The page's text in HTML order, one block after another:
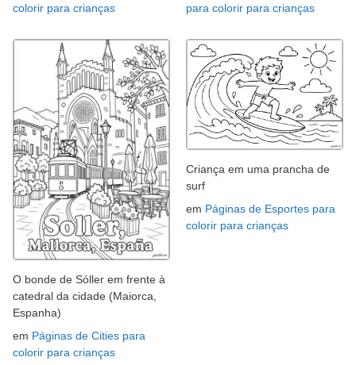
colorir para crianças
para colorir para crianças
O bonde de Sóller em frente à
catedral da cidade (Maiorca,
Espanha)
em Páginas de Cities para
colorir para crianças
Criança em uma prancha de
surf
em Páginas de Esportes para
colorir para crianças